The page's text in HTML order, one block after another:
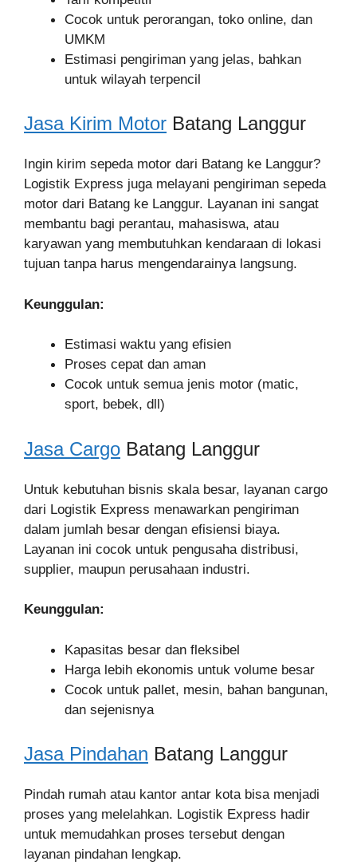
Cocok untuk perorangan, toko online, dan
UMKM
Estimasi pengiriman yang jelas, bahkan
untuk wilayah terpencil
Jasa Kirim Motor Batang Langgur
Ingin kirim sepeda motor dari Batang ke Langgur?
Logistik Express juga melayani pengiriman sepeda
motor dari Batang ke Langgur. Layanan ini sangat
membantu bagi perantau, mahasiswa, atau
karyawan yang membutuhkan kendaraan di lokasi
tujuan tanpa harus mengendarainya langsung.
Keunggulan:
Estimasi waktu yang efisien
Proses cepat dan aman
Cocok untuk semua jenis motor (matic,
sport, bebek, dll)
Jasa Cargo Batang Langgur
Untuk kebutuhan bisnis skala besar, layanan cargo
dari Logistik Express menawarkan pengiriman
dalam jumlah besar dengan efisiensi biaya.
Layanan ini cocok untuk pengusaha distribusi,
supplier, maupun perusahaan industri.
Keunggulan:
Kapasitas besar dan fleksibel
Harga lebih ekonomis untuk volume besar
Cocok untuk pallet, mesin, bahan bangunan,
dan sejenisnya
Jasa Pindahan Batang Langgur
Pindah rumah atau kantor antar kota bisa menjadi
proses yang melelahkan. Logistik Express hadir
untuk memudahkan proses tersebut dengan
layanan pindahan lengkap.